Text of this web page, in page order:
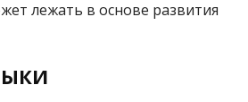
лежать в основе развития